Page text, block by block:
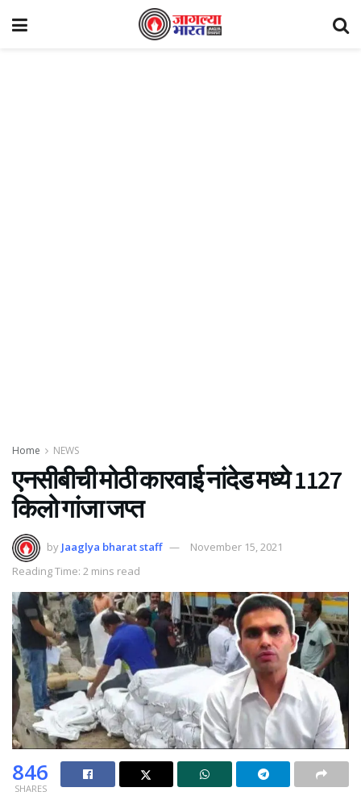
Home NEWS
एनसीबीची मोठी कारवाई नांदेड मध्ये 1127
किलो गांजा जप्त
by Jaaglya bharat staff
November 15, 2021
Reading Time: 2 mins read
846
SHARES